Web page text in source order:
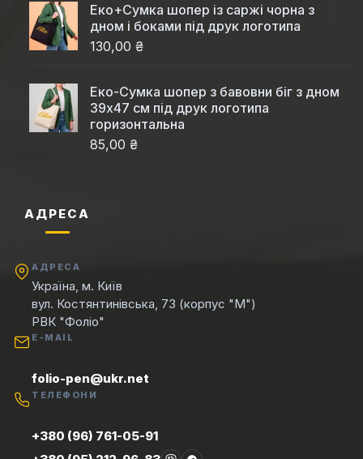
Еко+Сумка шопер із саржі чорна з
дном і боками під друк логотипа
130,00 ₴
Еко-Сумка шопер з бавовни біг з дном
39x47 см під друк логотипа
горизонтальна
85,00 ₴
АДРЕСА
АДРЕСА
Україна, м. Київ
вул. Костянтинівська, 73 (корпус "М")
РВК "Фоліо"
E-MAIL
folio-pen@ukr.net
ТЕЛЕФОНИ
+380 (96) 761-05-91